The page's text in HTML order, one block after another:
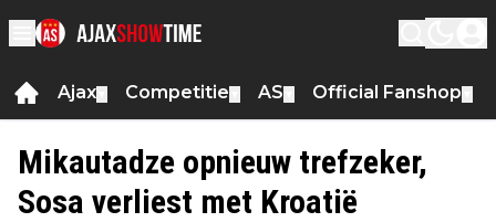
Ajax Competitie AS Official Fanshop
Mikautadze opnieuw trefzeker,
Sosa verliest met Kroatië